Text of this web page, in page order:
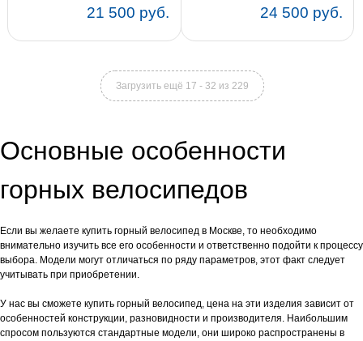
21 500 руб. 24 500 руб.
Загрузить ещё 17 - 32 из 229
Основные особенности
горных велосипедов
Если вы желаете купить горный велосипед в Москве, то необходимо
внимательно изучить все его особенности и ответственно подойти к процессу
выбора. Модели могут отличаться по ряду параметров, этот факт следует
учитывать при приобретении.
У нас вы сможете купить горный велосипед, цена на эти изделия зависит от
особенностей конструкции, разновидности и производителя. Наибольшим
спросом пользуются стандартные модели, они широко распространены в